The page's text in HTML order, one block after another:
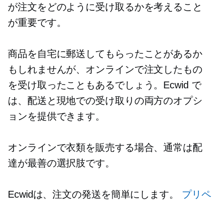
が注文をどのように受け取るかを考えること
が重要です。
商品を自宅に郵送してもらったことがあるか
もしれませんが、オンラインで注文したもの
を受け取ったこともあるでしょう。Ecwid で
は、配送と現地での受け取りの両方のオプシ
ョンを提供できます。
オンラインで衣類を販売する場合、通常は配
達が最善の選択肢です。
Ecwidは、注文の発送を簡単にします。 プリペ